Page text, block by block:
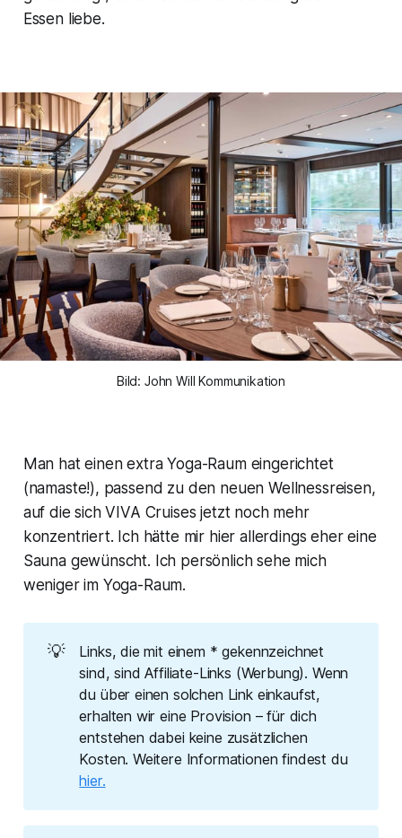
Essen liebe.
Bild: John Will Kommunikation
Man hat einen extra Yoga-Raum eingerichtet
(namaste!), passend zu den neuen Wellnessreisen,
auf die sich VIVA Cruises jetzt noch mehr
konzentriert. Ich hätte mir hier allerdings eher eine
Sauna gewünscht. Ich persönlich sehe mich
weniger im Yoga-Raum.
💡
Links, die mit einem * gekennzeichnet
sind, sind Affiliate-Links (Werbung). Wenn
du über einen solchen Link einkaufst,
erhalten wir eine Provision – für dich
entstehen dabei keine zusätzlichen
Kosten. Weitere Informationen findest du
hier.